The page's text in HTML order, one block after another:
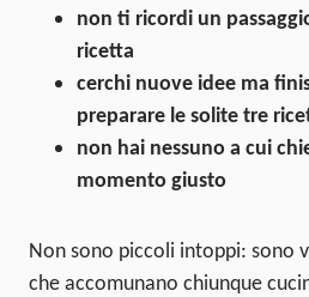
non ti ricordi un
ricetta
cerchi nuove idee ma
preparare le solite tre
non hai nessuno a cui
momento giusto
Non sono piccoli intoppi: sono
che accomunano chiunque